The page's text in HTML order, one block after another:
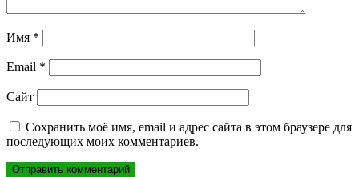
Имя *
Email *
Сайт
Сохранить моё имя, email и адрес сайта в этом браузере для
последующих моих комментариев.